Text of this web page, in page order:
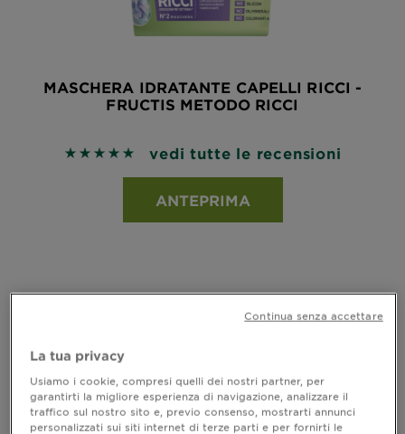
MASCHERA IDRATANTE CAPELLI RICCI -
FRUCTIS METODO RICCI
5 out of 5 stars based on reviews
vedi tutte le recensioni
ANTEPRIMA
La tua privacy
Usiamo i cookie, compresi quelli dei nostri partner, per
garantirti la migliore esperienza di navigazione, analizzare il
traffico sul nostro sito e, previo consenso, mostrarti annunci
personalizzati sui siti internet di terze parti e per fornirti le
Continua senza accettare